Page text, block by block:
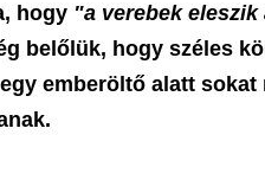
hogy "a verebek eleszik
belőlük, hogy széles
emberöltő alatt